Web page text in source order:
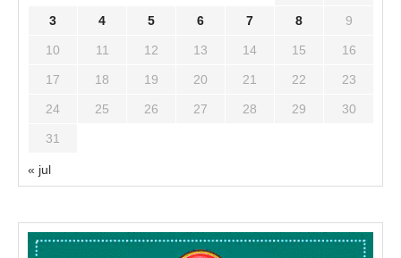
3 4 5 6 7 8 9
10 11 12 13 14 15 16
17 18 19 20 21 22 23
24 25 26 27 28 29 30
31
« jul